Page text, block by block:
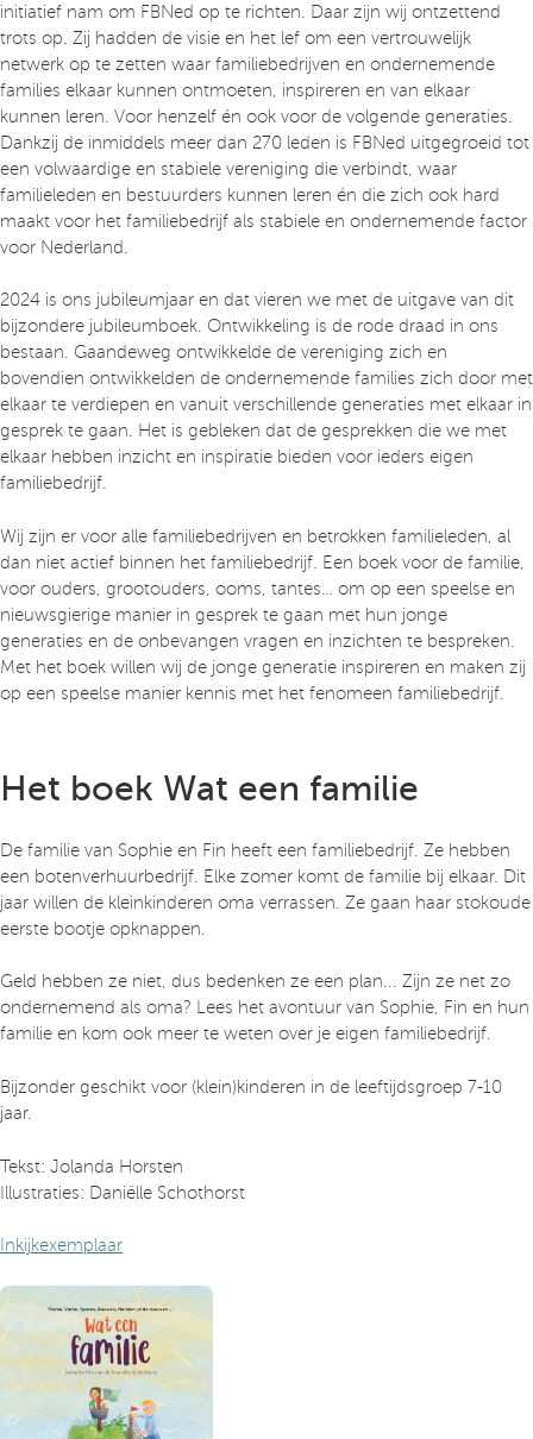
initiatief nam om FBNed op te richten. Daar zijn wij ontzettend
trots op. Zij hadden de visie en het lef om een vertrouwelijk
netwerk op te zetten waar familiebedrijven en ondernemende
families elkaar kunnen ontmoeten, inspireren en van elkaar
kunnen leren. Voor henzelf én ook voor de volgende generaties.
Dankzij de inmiddels meer dan 270 leden is FBNed uitgegroeid tot
een volwaardige en stabiele vereniging die verbindt, waar
familieleden en bestuurders kunnen leren én die zich ook hard
maakt voor het familiebedrijf als stabiele en ondernemende factor
voor Nederland.
2024 is ons jubileumjaar en dat vieren we met de uitgave van dit
bijzondere jubileumboek. Ontwikkeling is de rode draad in ons
bestaan. Gaandeweg ontwikkelde de vereniging zich en
bovendien ontwikkelden de ondernemende families zich door met
elkaar te verdiepen en vanuit verschillende generaties met elkaar in
gesprek te gaan. Het is gebleken dat de gesprekken die we met
elkaar hebben inzicht en inspiratie bieden voor ieders eigen
familiebedrijf.
Wij zijn er voor alle familiebedrijven en betrokken familieleden, al
dan niet actief binnen het familiebedrijf. Een boek voor de familie,
voor ouders, grootouders, ooms, tantes… om op een speelse en
nieuwsgierige manier in gesprek te gaan met hun jonge
generaties en de onbevangen vragen en inzichten te bespreken.
Met het boek willen wij de jonge generatie inspireren en maken zij
op een speelse manier kennis met het fenomeen familiebedrijf.
Het boek Wat een familie
De familie van Sophie en Fin heeft een familiebedrijf. Ze hebben
een botenverhuurbedrijf. Elke zomer komt de familie bij elkaar. Dit
jaar willen de kleinkinderen oma verrassen. Ze gaan haar stokoude
eerste bootje opknappen.
Geld hebben ze niet, dus bedenken ze een plan... Zijn ze net zo
ondernemend als oma? Lees het avontuur van Sophie, Fin en hun
familie en kom ook meer te weten over je eigen familiebedrijf.
Bijzonder geschikt voor (klein)kinderen in de leeftijdsgroep 7-10
jaar.
Tekst: Jolanda Horsten
Illustraties: Daniëlle Schothorst
Inkijkexemplaar